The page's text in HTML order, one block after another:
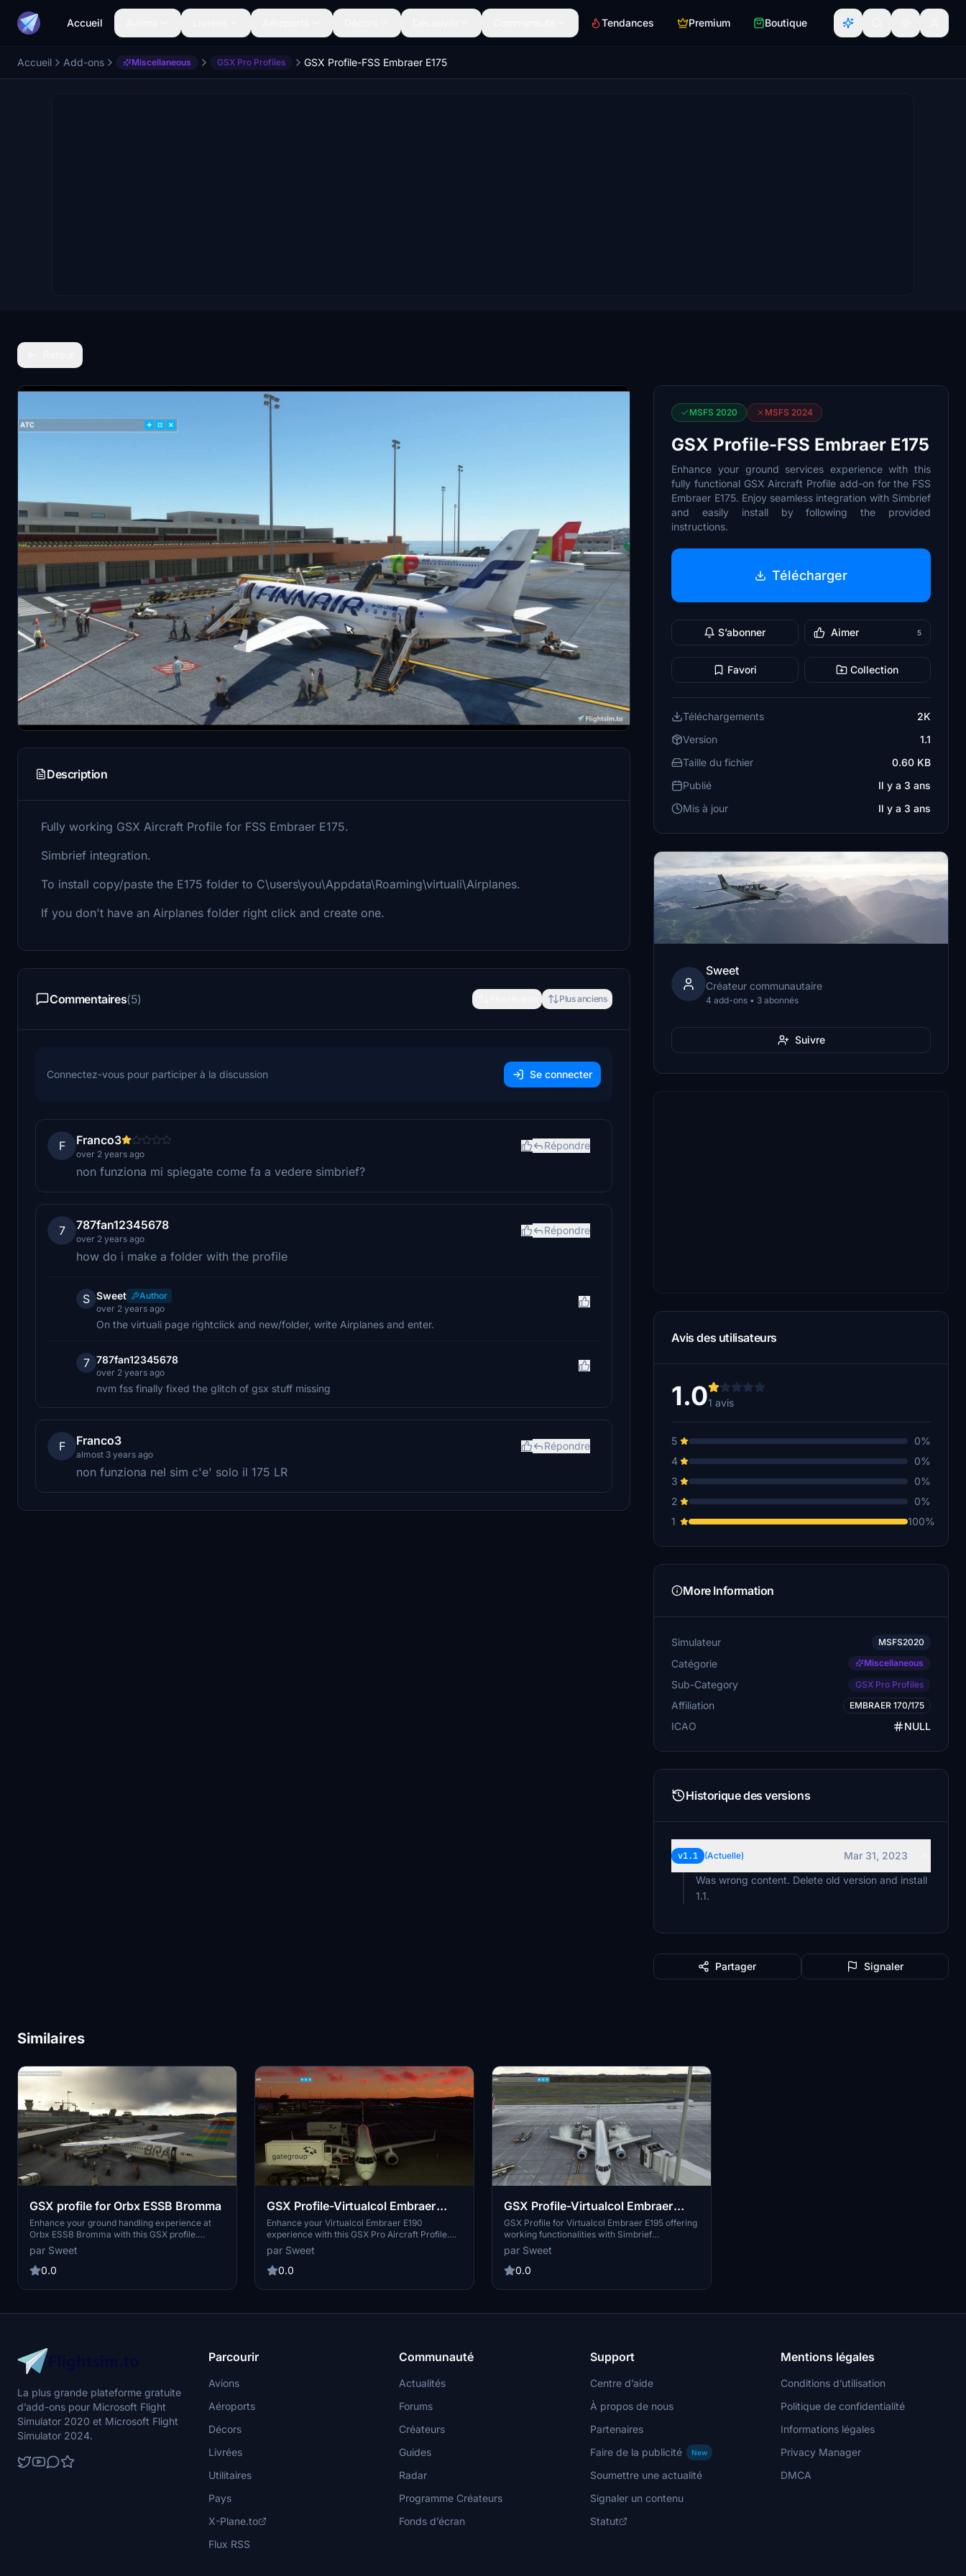
Accueil Tendances Premium Boutique
Accueil Add-ons Miscellaneous GSX Pro Profiles GSX Profile-FSS Embraer E175
Description
Fully working GSX Aircraft Profile for FSS Embraer E175.
Simbrief integration.
To install copy/paste the E175 folder to C\users\you\Appdata\Roaming\virtuali\Airplanes.
If you don't have an Airplanes folder right click and create one.
Commentaires(5) Plus anciens
Connectez-vous pour participer à la discussion Se connecter
F Franco3
over 2 years ago
Répondre
non funziona mi spiegate come fa a vedere simbrief?
7 787fan12345678
over 2 years ago
Répondre
how do i make a folder with the profile
S Sweet
Author
over 2 years ago
On the virtuali page rightclick and new/folder, write Airplanes and enter.
7 787fan12345678
over 2 years ago
nvm fss finally fixed the glitch of gsx stuff missing
F Franco3
almost 3 years ago
Répondre
non funziona nel sim c'e' solo il 175 LR
MSFS 2020 MSFS 2024
GSX Profile-FSS Embraer E175
Enhance your ground services experience with this
fully functional GSX Aircraft Profile add-on for the FSS
Embraer E175. Enjoy seamless integration with Simbrief
and easily install by following the provided
instructions.
Télécharger
S’abonner Aimer 5
Favori Collection
Téléchargements
2K
Version
1.1
Taille du fichier
0.60 KB
Publié
Il y a 3 ans
Mis à jour
Il y a 3 ans
Sweet
Créateur communautaire
4 add-ons • 3 abonnés
Suivre
Avis des utilisateurs
1.01 avis
5
0%
4
0%
3
0%
2
0%
1
100%
More Information
Simulateur MSFS2020
Catégorie Miscellaneous
Sub-Category GSX Pro Profiles
Affiliation EMBRAER 170/175
ICAO NULL
Historique des versions
v1.1 (Actuelle)
Mar 31, 2023
Was wrong content. Delete old version and install
1.1.
Partager Signaler
Similaires
GSX profile for Orbx ESSB Bromma
Enhance your ground handling experience at
Orbx ESSB Bromma with this GSX profile.
Designed for various aircraft including BRA,
Brussels A319, Asobo ATR 72-600, and SAAB
340, this profile optimizes gate assignments at
these tailor-made gate assignments for a more
par Sweet
0.0
GSX Profile-Virtualcol Embraer
E190
Enhance your Virtualcol Embraer E190
experience with this GSX Pro Aircraft Profile.
This add-on includes working doors, Simbrief
integration, and simple installation instructions.
par Sweet
0.0
GSX Profile-Virtualcol Embraer
E195
GSX Profile for Virtualcol Embraer E195 offering
working functionalities with Simbrief
integration. Includes installation instructions for
seamless integration.
par Sweet
0.0
La plus grande plateforme gratuite
d’add-ons pour Microsoft Flight
Simulator 2020 et Microsoft Flight
Simulator 2024.
Parcourir
Avions
Aéroports
Décors
Livrées
Utilitaires
Pays
X-Plane.to
Flux RSS
Communauté
Actualités
Forums
Créateurs
Guides
Radar
Programme Créateurs
Fonds d’écran
Support
Centre d’aide
À propos de nous
Partenaires
Faire de la publicité
New
Soumettre une actualité
Signaler un contenu
Statut
Mentions légales
Conditions d’utilisation
Politique de confidentialité
Informations légales
Privacy Manager
DMCA